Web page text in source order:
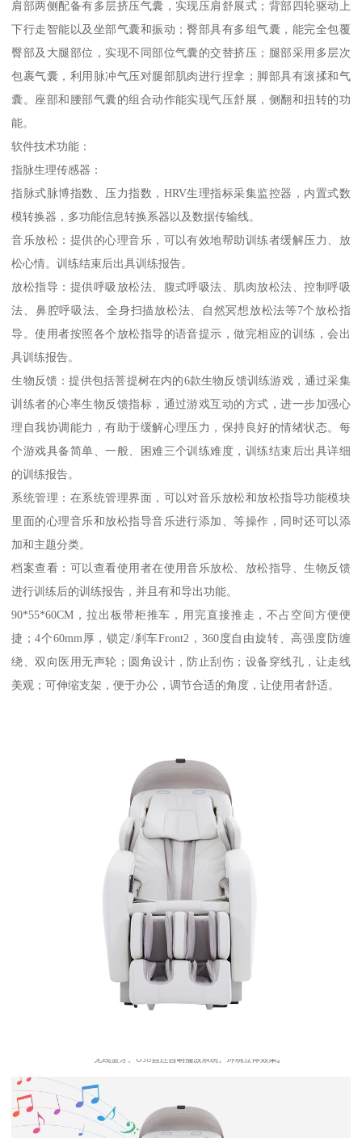
肩部两侧配备有多层挤压气囊，实现压肩舒展式；背部四轮驱动上
下行走智能以及坐部气囊和振动；臀部具有多组气囊，能完全包覆
臀部及大腿部位，实现不同部位气囊的交替挤压；腿部采用多层次
包裹气囊，利用脉冲气压对腿部肌肉进行捏拿；脚部具有滚揉和气
囊。座部和腰部气囊的组合动作能实现气压舒展，侧翻和扭转的功
能。
软件技术功能：
指脉生理传感器：
指脉式脉博指数、压力指数，HRV生理指标采集监控器，内置式数
模转换器，多功能信息转换系器以及数据传输线。
音乐放松：提供的心理音乐，可以有效地帮助训练者缓解压力、放
松心情。训练结束后出具训练报告。
放松指导：提供呼吸放松法、腹式呼吸法、肌肉放松法、控制呼吸
法、鼻腔呼吸法、全身扫描放松法、自然冥想放松法等7个放松指
导。使用者按照各个放松指导的语音提示，做完相应的训练，会出
具训练报告。
生物反馈：提供包括菩提树在内的6款生物反馈训练游戏，通过采集
训练者的心率生物反馈指标，通过游戏互动的方式，进一步加强心
理自我协调能力，有助于缓解心理压力，保持良好的情绪状态。每
个游戏具备简单、一般、困难三个训练难度，训练结束后出具详细
的训练报告。
系统管理：在系统管理界面，可以对音乐放松和放松指导功能模块
里面的心理音乐和放松指导音乐进行添加、等操作，同时还可以添
加和主题分类。
档案查看：可以查看使用者在使用音乐放松、放松指导、生物反馈
进行训练后的训练报告，并且有和导出功能。
90*55*60CM，拉出板带柜推车，用完直接推走，不占空间方便便
捷；4个60mm厚，锁定/刹车Front2，360度自由旋转、高强度防缠
绕、双向医用无声轮；圆角设计，防止刮伤；设备穿线孔，让走线
美观；可伸缩支架，便于办公，调节合适的角度，让使用者舒适。